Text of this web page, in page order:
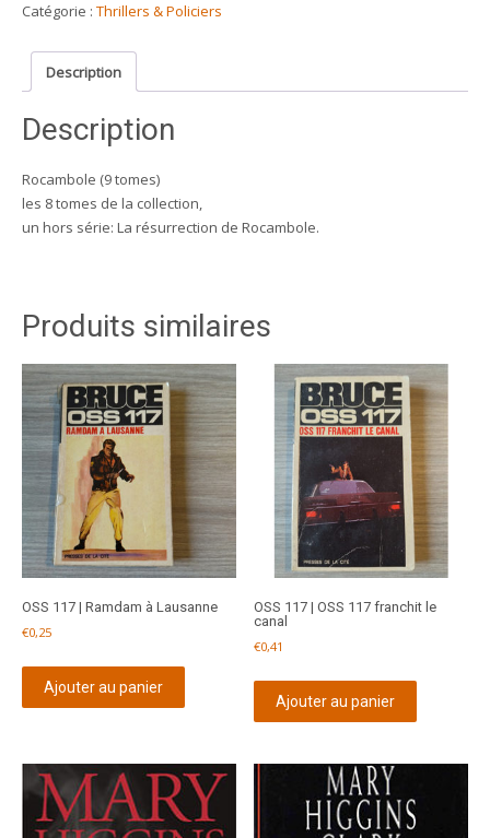
Catégorie : Thrillers & Policiers
Description
Description
Rocambole (9 tomes)
les 8 tomes de la collection,
un hors série: La résurrection de Rocambole.
Produits similaires
OSS 117 | Ramdam à Lausanne
€0,25
Ajouter au panier
OSS 117 | OSS 117 franchit le
canal
€0,41
Ajouter au panier